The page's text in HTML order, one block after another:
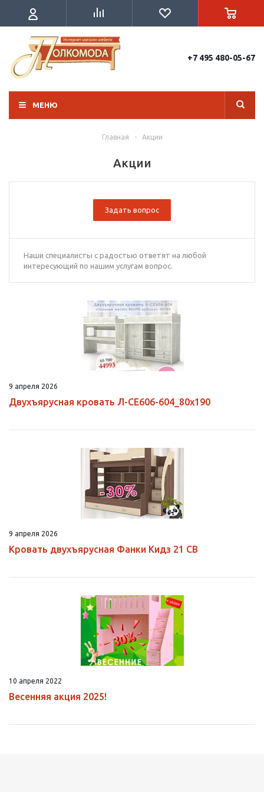
+7 495 480-05-67
МЕНЮ
Главная - Акции
Акции
Задать вопрос
Наши специалисты с радостью ответят на любой
интересующий по нашим услугам вопрос.
9 апреля 2026
Двухъярусная кровать Л-CE606-604_80х190
9 апреля 2026
Кровать двухъярусная Фанки Кидз 21 СВ
10 апреля 2022
Весенняя акция 2025!